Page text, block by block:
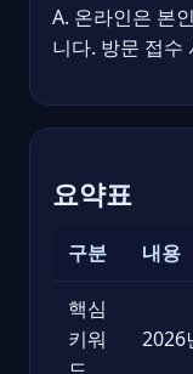
A. 온라인은 본
니다. 방문 접수
요약표
구분 내용
핵심
키워
2026